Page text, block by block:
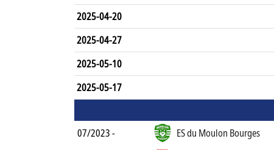
2025-04-20
2025-04-27
2025-05-10
2025-05-17
07/2023 - ES du Moulon Bourges